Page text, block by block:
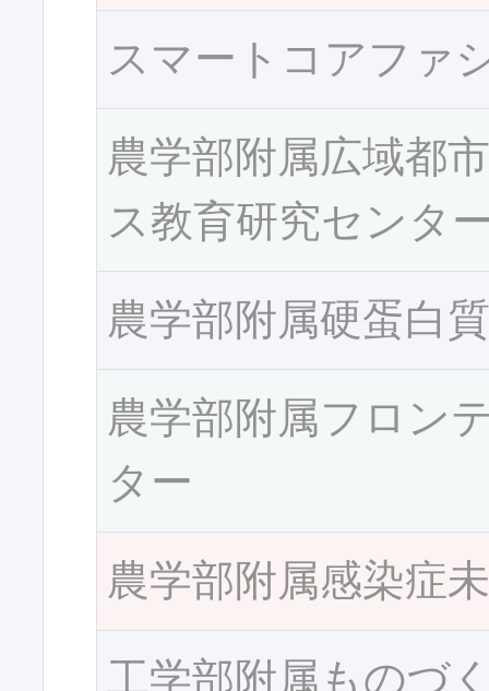
スマートコアファ
農学部附属広域都
ス教育研究センタ
農学部附属硬蛋白
農学部附属フロン
ター
農学部附属感染症
工学部附属ものづ